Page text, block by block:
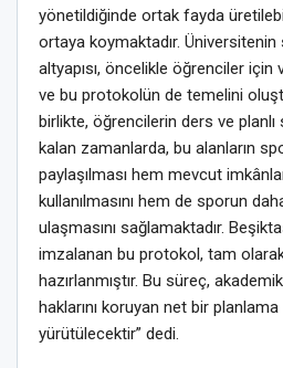
yönetildiğinde ortak fayda
ortaya koymaktadır.
altyapısı, öncelikle öğrenciler için
ve bu protokolün de temelini
birlikte, öğrencilerin ders ve planlı
kalan zamanlarda, bu alanların
paylaşılması hem mevcut
kullanılmasını hem de sporun
ulaşmasını sağlamaktadır.
imzalanan bu protokol, tam
hazırlanmıştır. Bu süreç,
haklarını koruyan net bir
yürütülecektir” dedi.